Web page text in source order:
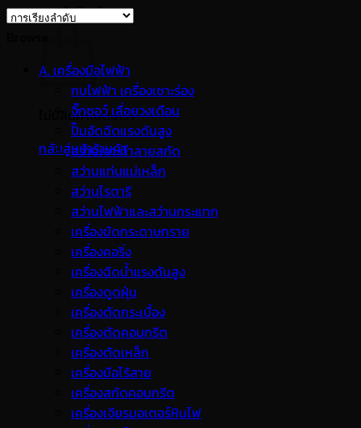
ตะกร้าสินค้า
ไม่มีสินค้าในตะกร้า
กลับสู่หน้าร้านค้า
A. เครื่องมือไฟฟ้า
กบไฟฟ้า เครื่องเซาะร่อง
จิ๊กซอว์ เลื่อยวงเดือน
ปั๊มอัดฉีดแรงดันสูง
สว่านเจาะทำลายสกัด
สว่านแท่นแม่เหล็ก
สว่านโรตารี
สว่านไฟฟ้าและสว่านกระแทก
เครื่องขัดกระดาษทราย
เครื่องคอริ่ง
เครื่องฉีดน้ำแรงดันสูง
เครื่องดูดฝุ่น
เครื่องตัดกระเบื้อง
เครื่องตัดคอนกรีต
เครื่องตัดเหล็ก
เครื่องมือไร้สาย
เครื่องสกัดคอนกรีต
เครื่องเจียรมอเตอร์หินไฟ